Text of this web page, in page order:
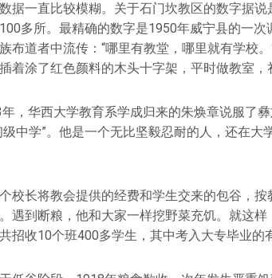
据一直比较模糊。关于石门坎教区的数字据
多所。最精确的数字是1950年威宁县的一次
布道者中流传：“哪里有教堂，哪里就有学校
着涂了红色颜料的木头十字架，平时做教室，
，华西大学教育系学成归来的朱焕章说服了
中学”。他是一个无比坚毅忍耐的人，还在大
校长将教会提供的经费和学生交来的包谷，
遇到断粮，他和大家一样挖野菜充饥。就这
招收10个班400多学生，其中考入大专毕业的